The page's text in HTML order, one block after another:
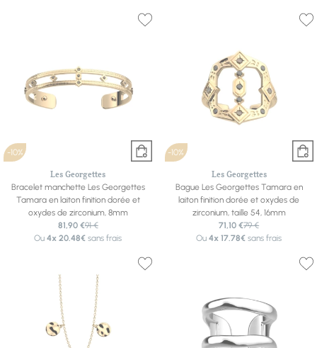
-10%
Les Georgettes
Bracelet manchette Les Georgettes
Tamara en laiton finition dorée et
oxydes de zirconium, 8mm
81,90 €91 €
Ou4x 20.48€ sans frais
-10%
Les Georgettes
Bague Les Georgettes Tamara en
laiton finition dorée et oxydes de
zirconium, taille 54, 16mm
71,10 €79 €
Ou4x 17.78€ sans frais